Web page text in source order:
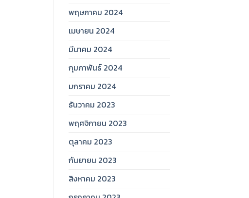
พฤษภาคม 2024
เมษายน 2024
มีนาคม 2024
กุมภาพันธ์ 2024
มกราคม 2024
ธันวาคม 2023
พฤศจิกายน 2023
ตุลาคม 2023
กันยายน 2023
สิงหาคม 2023